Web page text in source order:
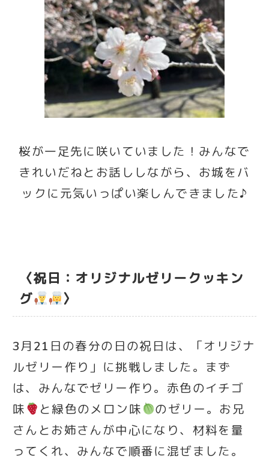
桜が一足先に咲いていました！みんなで
きれいだねとお話ししながら、お城をバ
ックに元気いっぱい楽しんできました♪
〈祝日：オリジナルゼリークッキン
グ
〉
3月21日の春分の日の祝日は、「オリジナ
ルゼリー作り」に挑戦しました。まず
は、みんなでゼリー作り。赤色のイチゴ
味
と緑色のメロン味
のゼリー。お兄
さんとお姉さんが中心になり、材料を量
ってくれ、みんなで順番に混ぜました。